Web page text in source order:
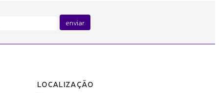
enviar
LOCALIZAÇÃO